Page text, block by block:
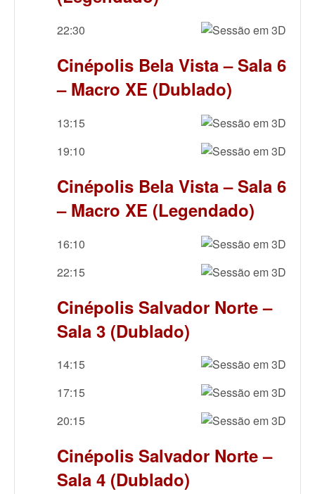
22:30
Cinépolis Bela Vista – Sala 6
– Macro XE (Dublado)
13:15
19:10
Cinépolis Bela Vista – Sala 6
– Macro XE (Legendado)
16:10
22:15
Cinépolis Salvador Norte –
Sala 3 (Dublado)
14:15
17:15
20:15
Cinépolis Salvador Norte –
Sala 4 (Dublado)